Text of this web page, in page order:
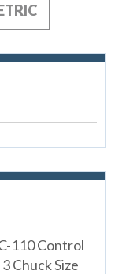
110 Control
Chuck Size